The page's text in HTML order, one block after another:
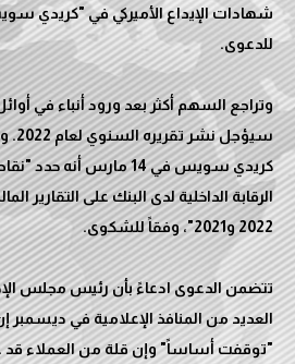
وتراجع السهم أكثر بعد ورود أنباء في
كريدي سويس في 14 مارس
تتضمن الدعوى ادعاءً بأن رئيس مجلس
العديد من المنافذ الإعلامية في ديسمبر
"توقفت أساساً" وإن قلة من العملاء قد